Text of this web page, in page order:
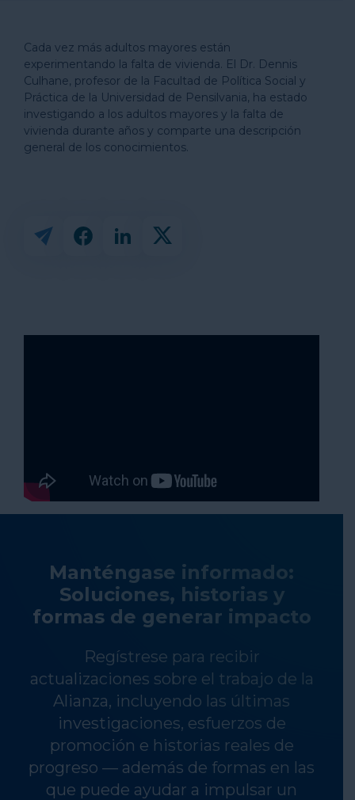
Cada vez más adultos mayores están
experimentando la falta de vivienda. El Dr. Dennis
Culhane, profesor de la Facultad de Política Social y
Práctica de la Universidad de Pensilvania, ha estado
investigando a los adultos mayores y la falta de
vivienda durante años y comparte una descripción
general de los conocimientos.
Manténgase informado:
Soluciones, historias y
formas de generar impacto
Regístrese para recibir
actualizaciones sobre el trabajo de la
Alianza, incluyendo las últimas
investigaciones, esfuerzos de
promoción e historias reales de
progreso — además de formas en las
que puede ayudar a impulsar un